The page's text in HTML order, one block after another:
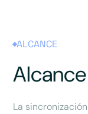
ALCANCE
La